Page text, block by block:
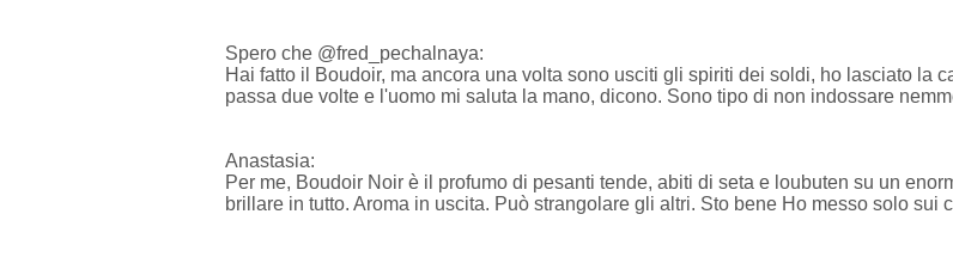
Spero che @fred_pechalnaya:
Hai fatto il Boudoir, ma ancora una volta sono usciti gli spiriti dei soldi, ho lasciato la
passa due volte e l'uomo mi saluta la mano, dicono. Sono tipo di non indossare
Anastasia:
Per me, Boudoir Noir è il profumo di pesanti tende, abiti di seta e loubuten su un
brillare in tutto. Aroma in uscita. Può strangolare gli altri. Sto bene Ho messo solo sui